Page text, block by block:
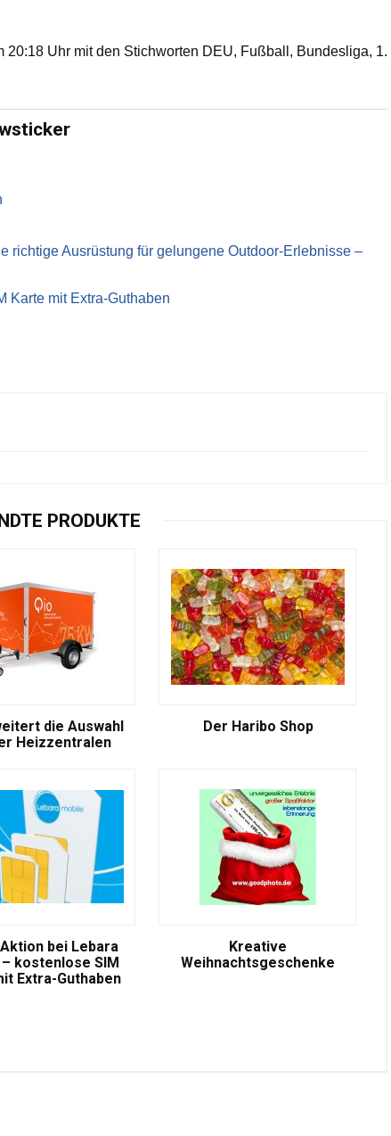
Uhr mit den Stichworten DEU, Fußball, Bundesliga, 1.
richtige Ausrüstung für gelungene Outdoor-Erlebnisse –
Karte mit Extra-Guthaben
PRODUKTE
die Auswahl
Heizzentralen
Der Haribo Shop
bei Lebara
kostenlose SIM
Extra-Guthaben
Kreative
Weihnachtsgeschenke